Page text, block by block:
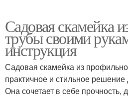
Садовая скамейка
трубы своими
инструкция
Садовая скамейка из
практичное и стильное решение
Она сочетает в себе прочность,